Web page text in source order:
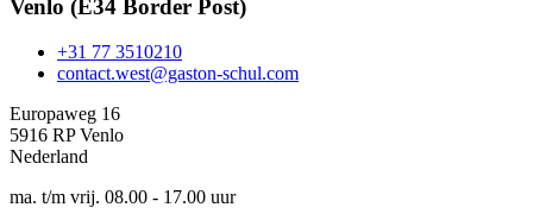
Venlo (E34 Border Post)
+31 77 3510210
contact.west@gaston-schul.com
Europaweg 16
5916 RP Venlo
Nederland
ma. t/m vrij. 08.00 - 17.00 uur